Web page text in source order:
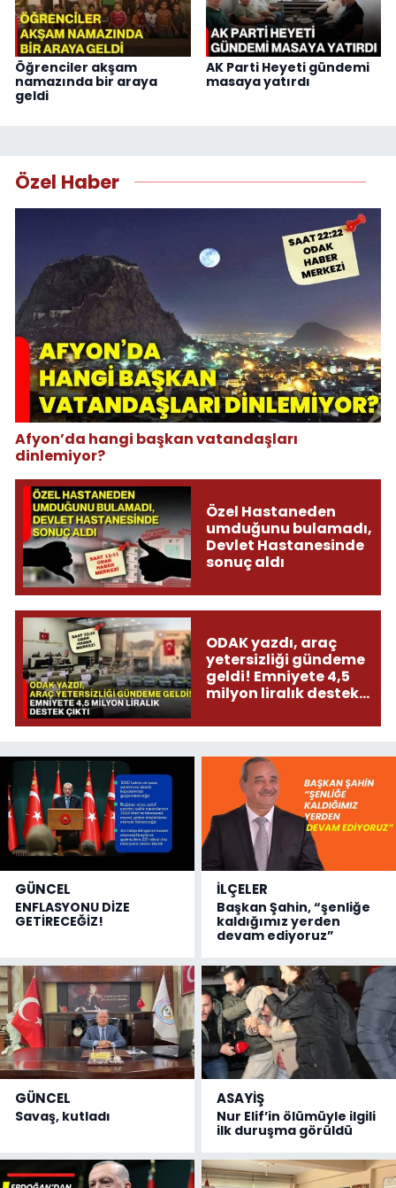
Öğrenciler akşam
namazında bir araya
geldi
AK Parti Heyeti gündemi
masaya yatırdı
Özel Haber
Afyon’da hangi başkan vatandaşları
dinlemiyor?
Özel Hastaneden
umduğunu bulamadı,
Devlet Hastanesinde
sonuç aldı
ODAK yazdı, araç
yetersizliği gündeme
geldi! Emniyete 4,5
milyon liralık destek
GÜNCEL
ENFLASYONU DİZE
GETİRECEĞİZ!
İLÇELER
Başkan Şahin, “şenliğe
kaldığımız yerden
devam ediyoruz”
GÜNCEL
Savaş, kutladı
ASAYİŞ
Nur Elif’in ölümüyle ilgili
ilk duruşma görüldü